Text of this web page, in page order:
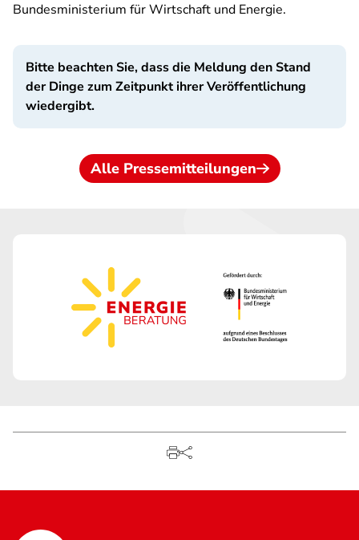
Bundesministerium für Wirtschaft und Energie.
Bitte beachten Sie, dass die Meldung den Stand
der Dinge zum Zeitpunkt ihrer Veröffentlichung
wiedergibt.
Alle Pressemitteilungen